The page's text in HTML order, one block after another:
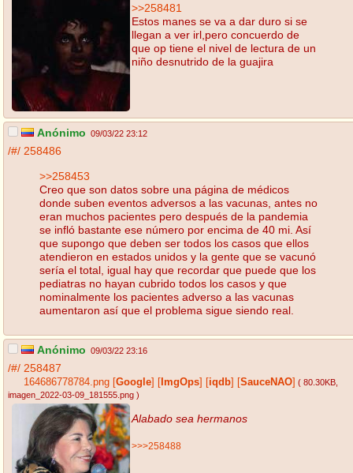
>>258481
Estos manes se va a dar duro si se
llegan a ver irl,pero concuerdo de
que op tiene el nivel de lectura de un
niño desnutrido de la guajira
Anónimo 09/03/22 23:12
/#/ 258486
>>258453
Creo que son datos sobre una página de médicos
donde suben eventos adversos a las vacunas, antes no
eran muchos pacientes pero después de la pandemia
se infló bastante ese número por encima de 40 mi. Así
que supongo que deben ser todos los casos que ellos
atendieron en estados unidos y la gente que se vacunó
sería el total, igual hay que recordar que puede que los
pediatras no hayan cubrido todos los casos y que
nominalmente los pacientes adverso a las vacunas
aumentaron así que el problema sigue siendo real.
Anónimo 09/03/22 23:16
/#/ 258487
164686778784.png Google ImgOps iqdb SauceNAO ( 80.30KB
imagen_2022-03-09_181555.png )
Alabado sea hermanos
>>>258488